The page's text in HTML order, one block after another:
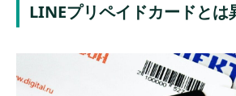
LINEプリペイドカードとは